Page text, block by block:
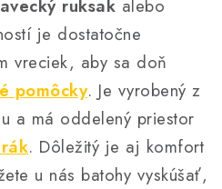
ruksak alebo
je dostatočne
vreciek, aby sa doň
pomôcky. Je vyrobený z
a má oddelený priestor
. Dôležitý je aj komfort
u nás batohy vyskúšať,